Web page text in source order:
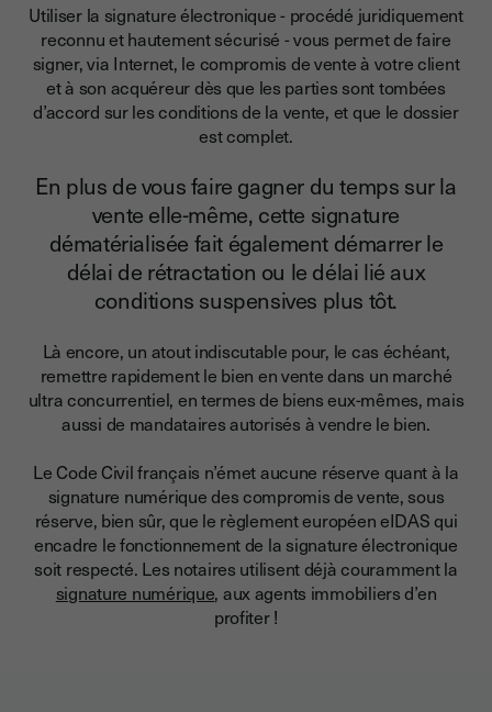
Utiliser la signature électronique - procédé juridiquement
reconnu et hautement sécurisé - vous permet de faire
signer, via Internet, le compromis de vente à votre client
et à son acquéreur dès que les parties sont tombées
d’accord sur les conditions de la vente, et que le dossier
est complet.
En plus de vous faire gagner du temps sur la
vente elle-même, cette signature
dématérialisée fait également démarrer le
délai de rétractation ou le délai lié aux
conditions suspensives plus tôt.
Là encore, un atout indiscutable pour, le cas échéant,
remettre rapidement le bien en vente dans un marché
ultra concurrentiel, en termes de biens eux-mêmes, mais
aussi de mandataires autorisés à vendre le bien.
Le Code Civil français n’émet aucune réserve quant à la
signature numérique des compromis de vente, sous
réserve, bien sûr, que le règlement européen eIDAS qui
encadre le fonctionnement de la signature électronique
soit respecté. Les notaires utilisent déjà couramment la
signature numérique, aux agents immobiliers d’en
profiter !